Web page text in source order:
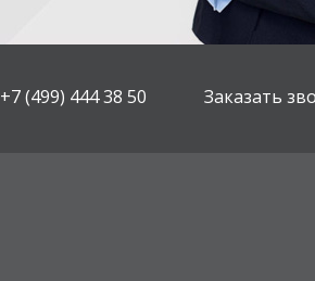
+7 (499) 444 38 50 Заказать